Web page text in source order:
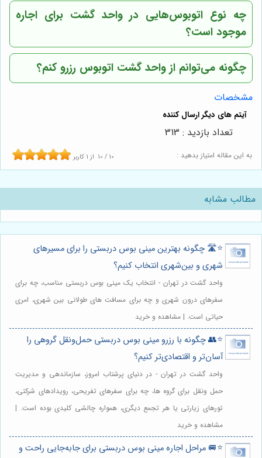
چه نوع اتوبوس‌هایی در واحد گشت برای اجاره
موجود است؟
چگونه می‌توانم از واحد گشت اتوبوس رزرو کنم؟
مشخصات
به این مقاله امتیاز بدهید : 10 / 10 از 1 کاربر
تعداد بازدید : 313
مطالب مشابه
⭐️🛣️ چگونه بهترین مینی بوس دربستی را برای مسیرهای
شهری و بین‌شهری انتخاب کنیم؟
واحد گشت در تهران - انتخاب یک مینی بوس دربستی مناسب، چه برای
سفرهای درون شهری و چه برای مسافت های طولانی بین شهری، امری
حیاتی است. | مشاهده و خرید
⭐️👥 چگونه با رزرو مینی بوس دربستی حمل‌ونقل گروهی را
آسان‌تر و اقتصادی‌تر کنیم؟
واحد گشت در تهران - در دنیای پرشتاب امروز، سازماندهی و مدیریت
حمل ونقل برای گروه ها، چه برای سفرهای تفریحی، رویدادهای شرکتی،
تورهای زیارتی یا هر تجمع دیگری، همواره چالشی کلیدی بوده است. |
مشاهده و خرید
⭐️🚐 مراحل اجاره مینی بوس دربستی برای جابه‌جایی راحت و